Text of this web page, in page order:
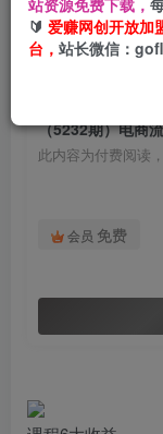
爱赚网创
2年前发布
此内容为付费阅读
会员 免费
🔰 爱赚网创开放加
台， 站长微信：